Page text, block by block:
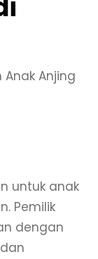
Anak Anjing
untuk anak
Pemilik
dengan